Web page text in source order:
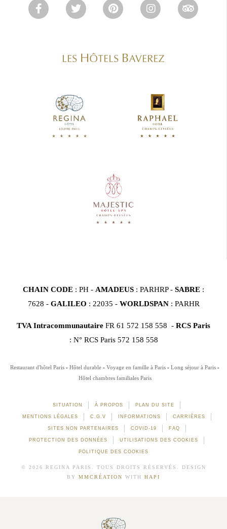
CHAIN CODE : PH - AMADEUS : PARHRP - SABRE :
7628 - GALILEO : 22035 - WORLDSPAN : PARHR
TVA Intracommunautaire FR 61 572 158 558 - RCS Paris
: N° RCS Paris 572 158 558
Restaurant d'hôtel Paris Hôtel durable Voyage en famille à Paris
Long séjour à Paris
Hôtel chambres familiales Paris
SITUATION À PROPOS PLAN DU SITE
MENTIONS LÉGALES C.G.V INFORMATIONS CARRIÈRES
SITES NON PARTENAIRES COVID-19 FAQ
PROTECTION DES DONNÉES UTILISATIONS DES COOKIES
POLITIQUE DES COOKIES
© 2026 REGINA PARIS. TOUS DROITS RÉSERVÉS. DESIGN
BY MMCRÉATION WITH HAPI